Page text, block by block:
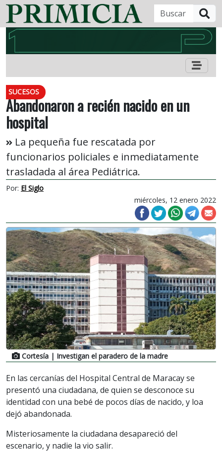
SUCESOS
Abandonaron a recién nacido en un
hospital
La pequeña fue rescatada por
funcionarios policiales e inmediatamente
trasladada al área Pediátrica.
Por: El Siglo
miércoles, 12 enero 2022
Cortesía | Investigan el paradero de la madre
En las cercanías del Hospital Central de Maracay se
presentó una ciudadana, de quien se desconoce su
identidad con una bebé de pocos días de nacido, y loa
dejó abandonada.
Misteriosamente la ciudadana desapareció del
escenario, y nadie la vio salir.